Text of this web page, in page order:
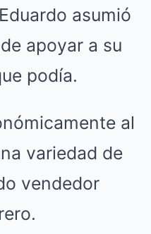
asumió
apoyar a su
podía.
al
variedad de
vendedor